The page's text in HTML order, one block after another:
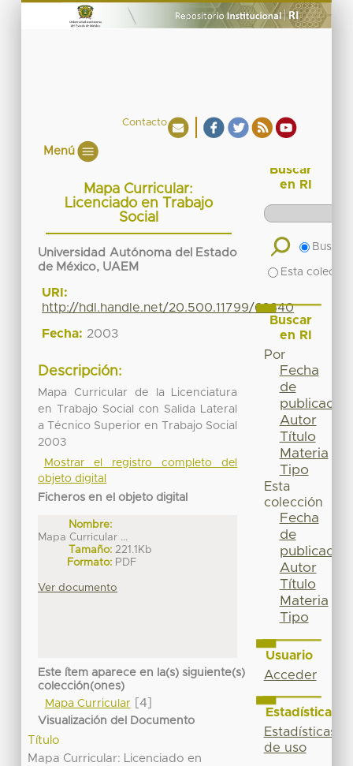
Contacto
Menú
Mapa Curricular:
Licenciado en Trabajo
Social
Universidad Autónoma del Estado
de México, UAEM
URI:
http://hdl.handle.net/20.500.11799/62640
Fecha: 2003
Descripción:
Mapa Curricular de la Licenciatura
en Trabajo Social con Salida Lateral
a Técnico Superior en Trabajo Social
2003
Mostrar el registro completo del
objeto digital
Ficheros en el objeto digital
Nombre:
Mapa Curricular ...
Tamaño: 221.1Kb
Formato: PDF
Ver documento
Este ítem aparece en la(s) siguiente(s)
colección(ones)
Mapa Curricular[4]
Visualización del Documento
Título
Mapa Curricular: Licenciado en
Buscar
en RI
Buscar
Esta
Buscar
en RI
Por
Fecha
de
publicación
Autor
Título
Materia
Tipo
Esta
colección
Fecha
de
publicación
Autor
Título
Materia
Tipo
Usuario
Acceder
Estadísticas
Estadísticas
de uso